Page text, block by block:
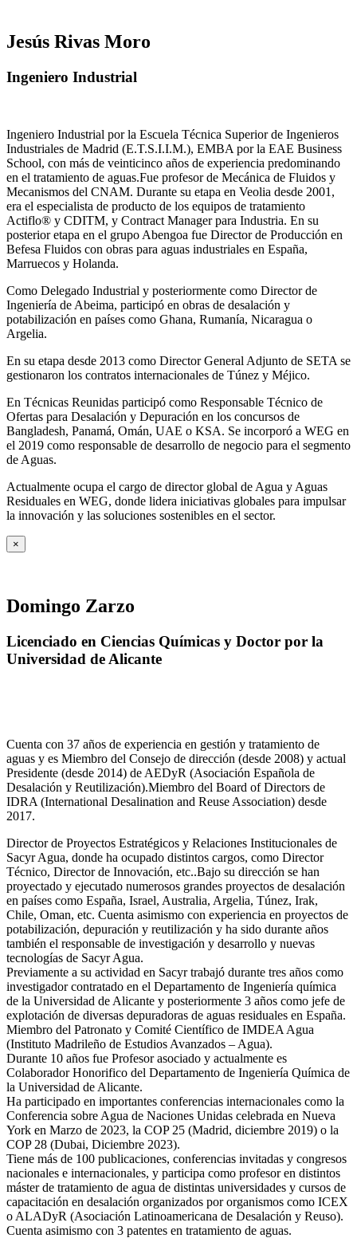
Jesús Rivas Moro
Ingeniero Industrial
Ingeniero Industrial por la Escuela Técnica Superior de Ingenieros
Industriales de Madrid (E.T.S.I.I.M.), EMBA por la EAE Business
School, con más de veinticinco años de experiencia predominando
en el tratamiento de aguas.Fue profesor de Mecánica de Fluidos y
Mecanismos del CNAM. Durante su etapa en Veolia desde 2001,
era el especialista de producto de los equipos de tratamiento
Actiflo® y CDITM, y Contract Manager para Industria. En su
posterior etapa en el grupo Abengoa fue Director de Producción en
Befesa Fluidos con obras para aguas industriales en España,
Marruecos y Holanda.
Como Delegado Industrial y posteriormente como Director de
Ingeniería de Abeima, participó en obras de desalación y
potabilización en países como Ghana, Rumanía, Nicaragua o
Argelia.
En su etapa desde 2013 como Director General Adjunto de SETA se
gestionaron los contratos internacionales de Túnez y Méjico.
En Técnicas Reunidas participó como Responsable Técnico de
Ofertas para Desalación y Depuración en los concursos de
Bangladesh, Panamá, Omán, UAE o KSA. Se incorporó a WEG en
el 2019 como responsable de desarrollo de negocio para el segmento
de Aguas.
Actualmente ocupa el cargo de director global de Agua y Aguas
Residuales en WEG, donde lidera iniciativas globales para impulsar
la innovación y las soluciones sostenibles en el sector.
×
Domingo Zarzo
Licenciado en Ciencias Químicas y Doctor por la
Universidad de Alicante
Cuenta con 37 años de experiencia en gestión y tratamiento de
aguas y es Miembro del Consejo de dirección (desde 2008) y actual
Presidente (desde 2014) de AEDyR (Asociación Española de
Desalación y Reutilización).Miembro del Board of Directors de
IDRA (International Desalination and Reuse Association) desde
2017.
Director de Proyectos Estratégicos y Relaciones Institucionales de
Sacyr Agua, donde ha ocupado distintos cargos, como Director
Técnico, Director de Innovación, etc..Bajo su dirección se han
proyectado y ejecutado numerosos grandes proyectos de desalación
en países como España, Israel, Australia, Argelia, Túnez, Irak,
Chile, Oman, etc. Cuenta asimismo con experiencia en proyectos de
potabilización, depuración y reutilización y ha sido durante años
también el responsable de investigación y desarrollo y nuevas
tecnologías de Sacyr Agua.
Previamente a su actividad en Sacyr trabajó durante tres años como
investigador contratado en el Departamento de Ingeniería química
de la Universidad de Alicante y posteriormente 3 años como jefe de
explotación de diversas depuradoras de aguas residuales en España.
Miembro del Patronato y Comité Científico de IMDEA Agua
(Instituto Madrileño de Estudios Avanzados – Agua).
Durante 10 años fue Profesor asociado y actualmente es
Colaborador Honorifico del Departamento de Ingeniería Química de
la Universidad de Alicante.
Ha participado en importantes conferencias internacionales como la
Conferencia sobre Agua de Naciones Unidas celebrada en Nueva
York en Marzo de 2023, la COP 25 (Madrid, diciembre 2019) o la
COP 28 (Dubai, Diciembre 2023).
Tiene más de 100 publicaciones, conferencias invitadas y congresos
nacionales e internacionales, y participa como profesor en distintos
máster de tratamiento de agua de distintas universidades y cursos de
capacitación en desalación organizados por organismos como ICEX
o ALADyR (Asociación Latinoamericana de Desalación y Reuso).
Cuenta asimismo con 3 patentes en tratamiento de aguas.